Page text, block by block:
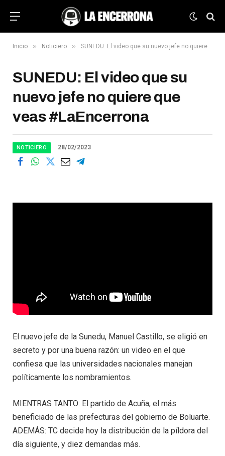
Inicio » Noticiero » SUNEDU: El video que su nuevo jefe no quiere que veas #LaEncerrona
SUNEDU: El video que su
nuevo jefe no quiere que
veas #LaEncerrona
NOTICIERO 28/02/2023
El nuevo jefe de la Sunedu, Manuel Castillo, se eligió en
secreto y por una buena razón: un video en el que
confiesa que las universidades nacionales manejan
políticamente los nombramientos.
MIENTRAS TANTO: El partido de Acuña, el más
beneficiado de las prefecturas del gobierno de Boluarte.
ADEMÁS: TC decide hoy la distribución de la píldora del
día siguiente, y diez demandas más.